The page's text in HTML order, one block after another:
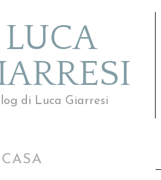
LUCA
di Luca Giarresi